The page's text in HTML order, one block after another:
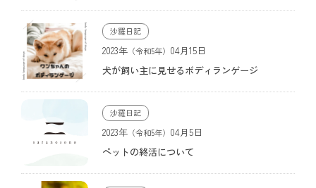
沙羅日記
2023年 （令和5年） 04月15日
犬が飼い主に見せるボディランゲージ
画像なし 沙羅日記
2023年 （令和5年） 04月5日
ペットの終活について